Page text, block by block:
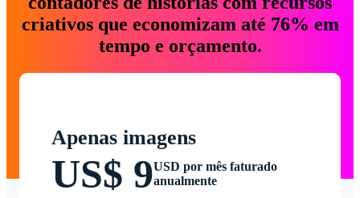
criativos que economizam até 76% em
tempo e orçamento.
Apenas imagens
US$ 9USD por mês faturado
anualmente